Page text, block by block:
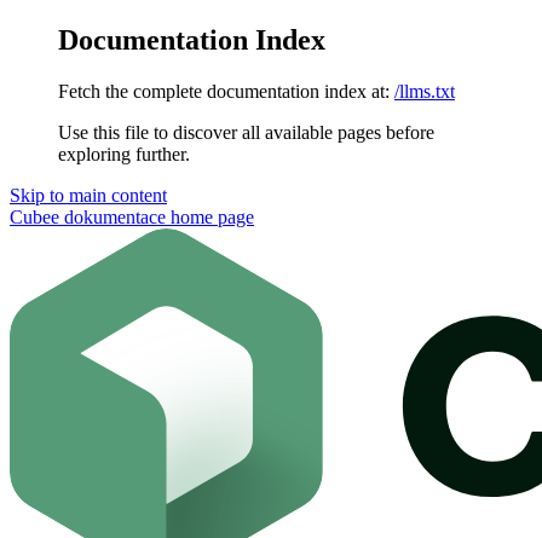
Documentation Index
Fetch the complete documentation index at: /llms.txt
Use this file to discover all available pages before
exploring further.
Skip to main content
Cubee dokumentace home page